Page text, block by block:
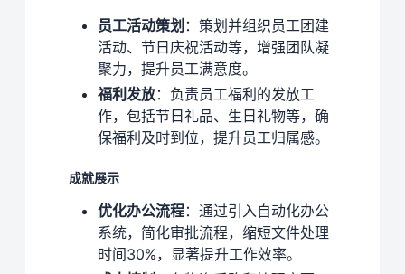
员工活动策划 ：策划并组织员工团建
活动、节日庆祝活动等，增强团队凝
聚力，提升员工满意度。
福利发放：负责员工福利的发放工
作，包括节日礼品、生日礼物等，确
保福利及时到位，提升员工归属感。
成就展示
优化办公流程：通过引入自动化办公
系统，简化审批流程，缩短文件处理
时间30%，显著提升工作效率。